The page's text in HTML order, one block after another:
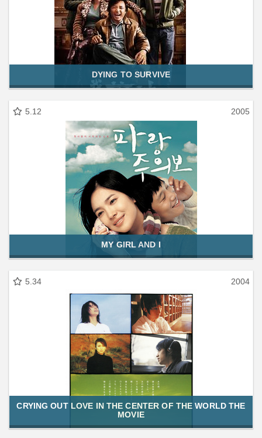
DYING TO SURVIVE
5.12 2005
MY GIRL AND I
5.34 2004
CRYING OUT LOVE IN THE CENTER OF THE WORLD THE
MOVIE